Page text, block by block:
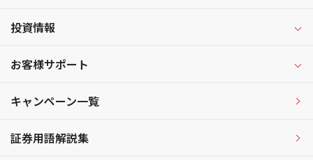
投資情報
お客様サポート
キャンペーン一覧
証券用語解説集